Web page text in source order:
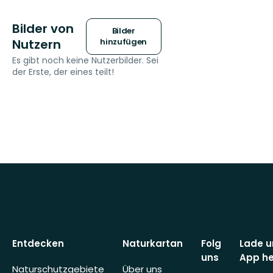
Bilder von
Nutzern
Bilder
hinzufügen
Es gibt noch keine Nutzerbilder. Sei
der Erste, der eines teilt!
Entdecken
Naturschutzgebiete
Naturkartan
Über uns
Folg
uns
Lade
App